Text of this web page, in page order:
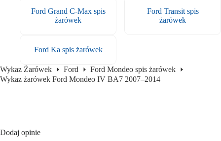
Ford Grand C-Max spis
żarówek
Ford Ka spis żarówek
Ford Transit spis
żarówek
Wykaz Żarówek Ford
Ford Mondeo spis żarówek
Wykaz żarówek Ford Mondeo IV BA7 2007–2014
Dodaj opinie